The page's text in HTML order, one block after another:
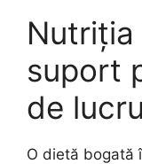
suport
de lucru
O dietă bogată